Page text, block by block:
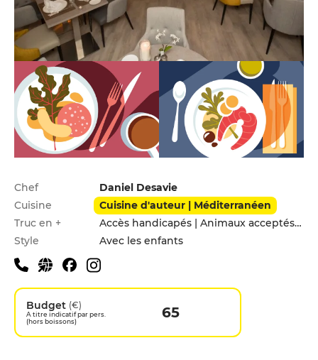
Infos pratiques
Chef
Daniel Desavie
Cuisine
Cuisine d'auteur | Méditerranéen
Truc en +
Accès handicapés | Animaux acceptés | Parking privé
Style
Avec les enfants
Budget (€)
A titre indicatif par pers.
(hors boissons)
65